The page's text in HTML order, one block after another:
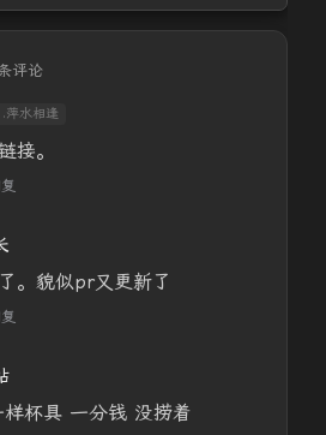
评论
萍水相逢
接。
。貌似pr又更新了
杯具 一分钱 没捞着